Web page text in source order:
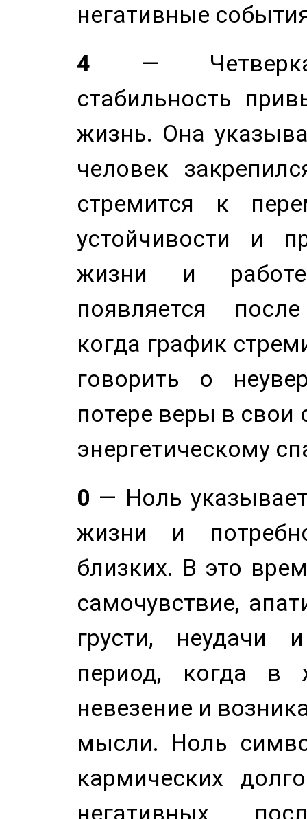
негативные
4 — Четверка
стабильность
жизнь. Она
человек
стремится к
устойчивости и
жизни и
появляется
когда график
говорить о
потере веры в свои
энергетическому
0 — Ноль
жизни и
близких. В это
самочувствие,
грусти, неудачи
период, когда в
невезение и
мысли. Ноль
кармических
негативных